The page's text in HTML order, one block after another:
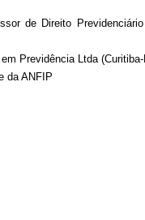
de Direito
Previdência Ltda (Curitiba-
da ANFIP